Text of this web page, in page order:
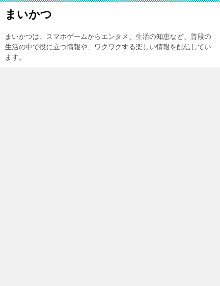
まいかつ
まいかつは、スマホゲームからエンタメ、生活の知恵など、普段の
生活の中で役に立つ情報や、ワクワクする楽しい情報を配信してい
ます。